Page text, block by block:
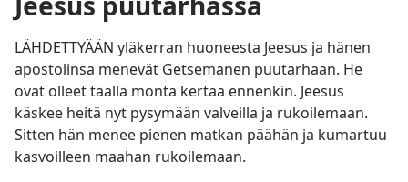
LÄHDETTYÄÄN yläkerran huoneesta Jeesus ja hänen
apostolinsa menevät Getsemanen puutarhaan. He
ovat olleet täällä monta kertaa ennenkin. Jeesus
käskee heitä nyt pysymään valveilla ja rukoilemaan.
Sitten hän menee pienen matkan päähän ja kumartuu
kasvoilleen maahan rukoilemaan.